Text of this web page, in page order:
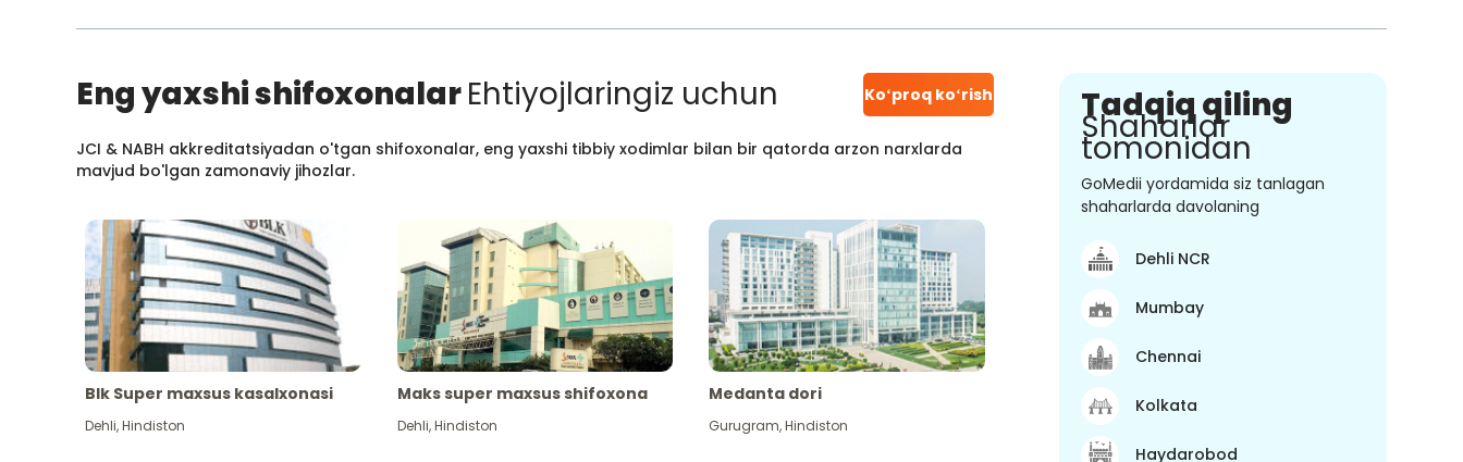
Eng yaxshi shifoxonalarEhtiyojlaringiz uchun Koʻproq koʻrish
JCI & NABH akkreditatsiyadan o'tgan shifoxonalar, eng yaxshi tibbiy xodimlar bilan bir qatorda arzon narxlarda
mavjud bo'lgan zamonaviy jihozlar.
Blk Super maxsus kasalxonasi
Dehli,Hindiston
Maks super maxsus shifoxona
Dehli,Hindiston
Medanta dori
Gurugram,Hindiston
Tadqiq qiling
Shaharlar
tomonidan
GoMedii yordamida siz tanlagan
shaharlarda davolaning
Dehli NCR
Mumbay
Chennai
Kolkata
Haydarobod